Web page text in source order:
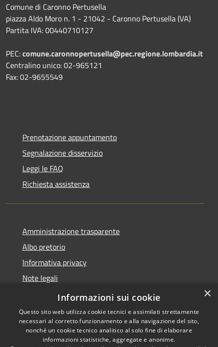
Comune di Caronno Pertusella
piazza Aldo Moro n. 1 - 21042 - Caronno Pertusella (VA)
Partita IVA: 00440710127
PEC:comune.caronnopertusella@pec.regione.lombardia.it
Centralino unico: 02-965121
Fax: 02-9655549
Prenotazione appuntamento
Segnalazione disservizio
Leggi le FAQ
Richiesta assistenza
Amministrazione trasparente
Albo pretorio
Informativa privacy
Note legali
Dichiarazione di accessibilità
Copyright © 2026 • Comune di
×
Informazioni sui cookie
Questo sito web utilizza cookie tecnici e assimilati strettamente
necessari al corretto funzionamento e alla navigazione del sito,
nonché un cookie tecnico analitico al solo fine di elaborare
informazioni statistiche, aggregate e anonime.